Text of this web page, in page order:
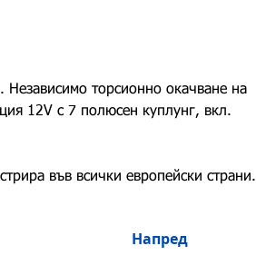
Независимо торсионно окачване на
12V с 7 полюсен куплунг, вкл.
във всички европейски страни.
Напред